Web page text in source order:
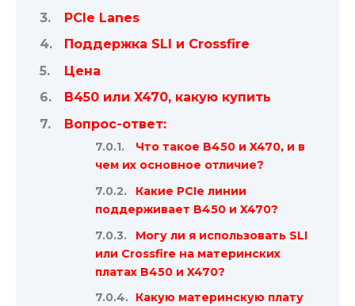
PCIe Lanes
Поддержка SLI и Crossfire
Цена
B450 или X470, какую купить
Вопрос-ответ:
Что такое B450 и X470, и в
чем их основное отличие?
Какие PCIe линии
поддерживает B450 и X470?
Могу ли я использовать SLI
или Crossfire на материнских
платах B450 и X470?
Какую материнскую плату